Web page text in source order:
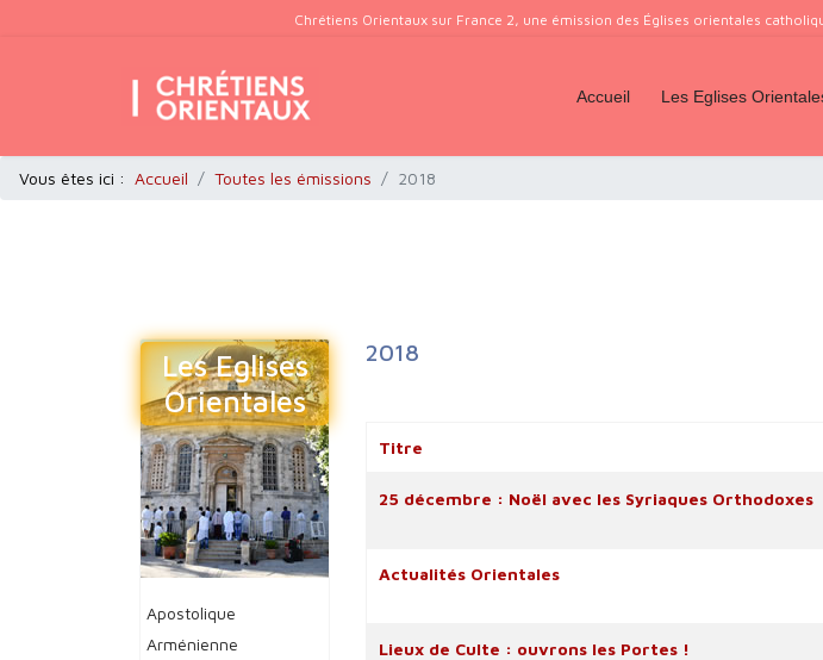
Chrétiens Orientaux sur France 2, une émission des Églises orientales
Accueil Les Eglises
Vous êtes ici : Accueil Toutes les émissions 2018
Les Eglises
Orientales
Apostolique
Arménienne
2018
Titre
25 décembre : Noël avec les Syriaques Orthodoxes
Actualités Orientales
Lieux de Culte : ouvrons les Portes !